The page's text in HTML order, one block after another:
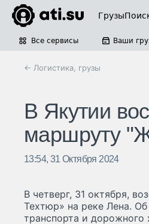
Грузы
Все сервисы Ваши
← Логистика, грузы
В Якутии
маршруту
13:54, 31 Октября 2024
В четверг, 31 октября,
Техтюр» на реке Лена.
транспорта и дорожного